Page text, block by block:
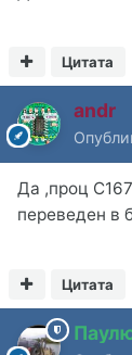
Цитата
andr
Да ,проц
переведен в
Цитата